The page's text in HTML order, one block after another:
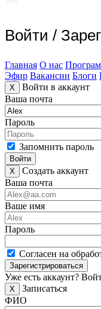
Войти /
Главная О нас
Эфир Вакансии Блоги
X
Войти в аккаунт
Ваша почта
Пароль
Запомнить пароль
Войти
X
Создать аккаунт
Ваша почта
Ваше имя
Пароль
Согласен на
Зарегистрироваться
Уже есть аккаунт?
X
Записаться
ФИО